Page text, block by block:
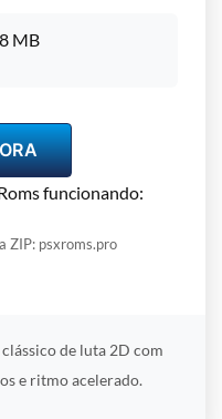
MB
funcionando:
ZIP: psxroms.pro
de luta 2D com
e ritmo acelerado.